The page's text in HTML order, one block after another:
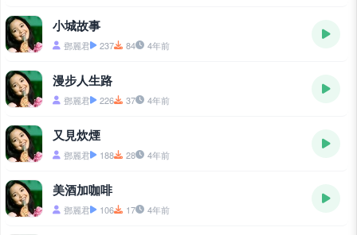
小城故事
鄧麗君 237 84 4年前
漫步人生路
鄧麗君 226 37 4年前
又見炊煙
鄧麗君 188 28 4年前
美酒加咖啡
鄧麗君 106 17 4年前